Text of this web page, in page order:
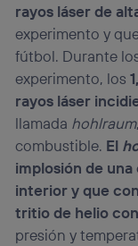
rayos láser de
experimento y
fútbol. Durante
experimento, los
rayos láser
llamada hohlraum
combustible. El
implosión de
interior y que
tritio de helio
presión y